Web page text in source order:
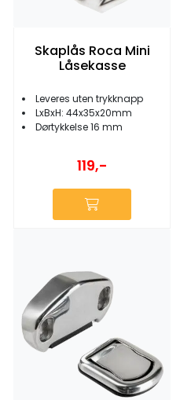
Skaplås Roca Mini
Låsekasse
Leveres uten trykknapp
LxBxH: 44x35x20mm
Dørtykkelse 16 mm
119,-